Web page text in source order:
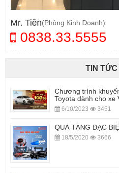
Mr. Tiên(Phòng Kinh Doanh)
0838.33.5555
TIN TỨC
Chương trình
Toyota dành cho xe
6/10/2023 3451
QUÀ TẶNG ĐẶC
18/5/2020 3666